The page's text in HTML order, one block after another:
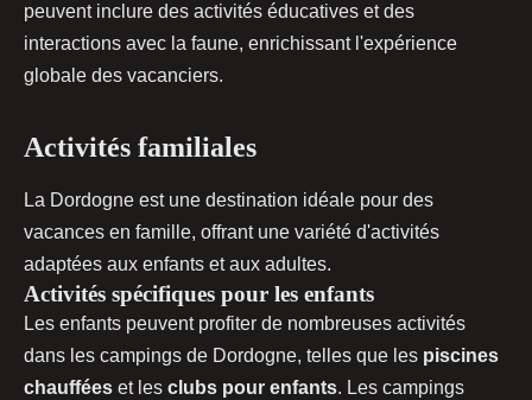
peuvent inclure des activités éducatives et des
interactions avec la faune, enrichissant l'expérience
globale des vacanciers.
Activités familiales
La Dordogne est une destination idéale pour des
vacances en famille, offrant une variété d'activités
adaptées aux enfants et aux adultes.
Activités spécifiques pour les enfants
Les enfants peuvent profiter de nombreuses activités
dans les campings de Dordogne, telles que les piscines
chauffées et les clubs pour enfants. Les campings